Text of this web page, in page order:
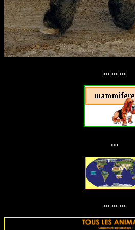
... ... ...
...
... ... ...